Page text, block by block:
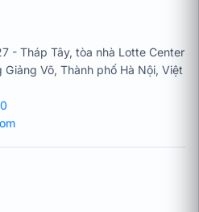
- Tháp Tây, tòa nhà Lotte Center
Giảng Võ, Thành phố Hà Nội, Việt